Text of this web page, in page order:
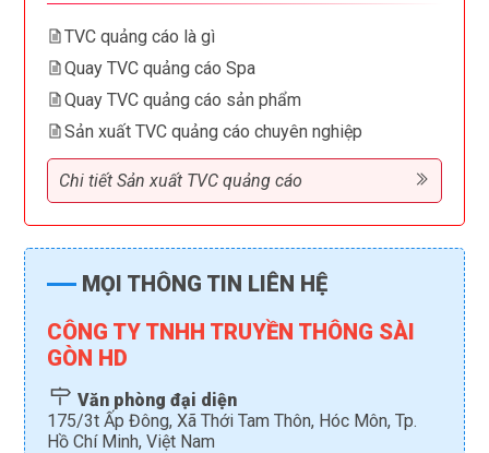
TVC quảng cáo là gì
Quay TVC quảng cáo Spa
Quay TVC quảng cáo sản phẩm
Sản xuất TVC quảng cáo chuyên nghiệp
Chi tiết Sản xuất TVC quảng cáo
MỌI THÔNG TIN LIÊN HỆ
CÔNG TY TNHH TRUYỀN THÔNG SÀI
GÒN HD
Văn phòng đại diện
175/3t Ấp Đông, Xã Thới Tam Thôn, Hóc Môn, Tp.
Hồ Chí Minh, Việt Nam